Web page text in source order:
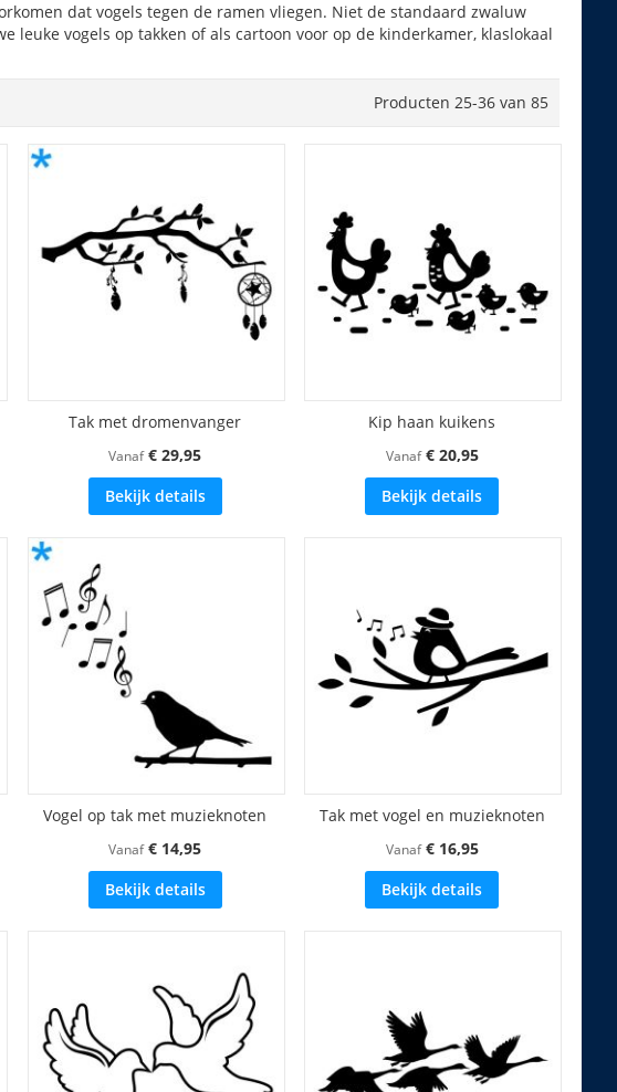
dat vogels tegen de ramen vliegen. Niet de standaard zwaluw
vogels op takken of als cartoon voor op de kinderkamer, klaslokaal
Producten 25-36 van 85
Tak met dromenvanger
Vanaf € 29,95
Bekijk details
Kip haan kuikens
Vanaf € 20,95
Bekijk details
Vogel op tak met muzieknoten
Vanaf € 14,95
Bekijk details
Tak met vogel en muzieknoten
Vanaf € 16,95
Bekijk details